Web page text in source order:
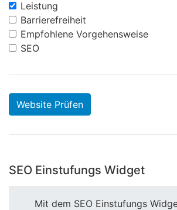
Leistung
Barrierefreiheit
Empfohlene Vorgehensweise
SEO
Website Prüfen
SEO Einstufungs Widget
Mit dem SEO Einstufungs